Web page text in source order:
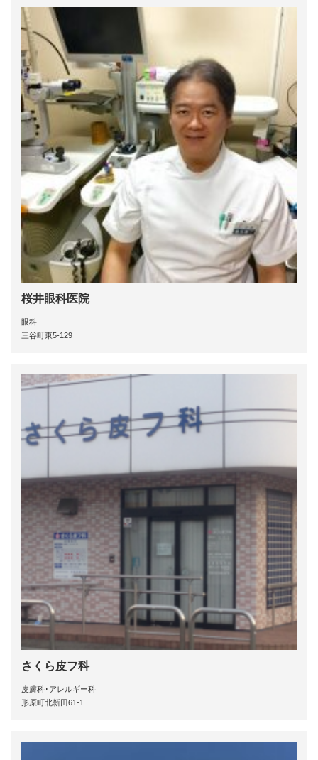
桜井眼科医院
眼科
三谷町東5-129
さくら皮フ科
皮膚科･アレルギー科
形原町北新田61-1